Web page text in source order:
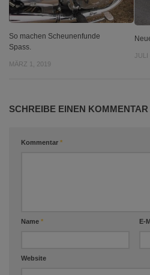
So machen Scheunenfunde
Spass.
MÄRZ 1, 2019
SCHREIBE EINEN KOMMENTAR
Kommentar *
Name * E-
Website